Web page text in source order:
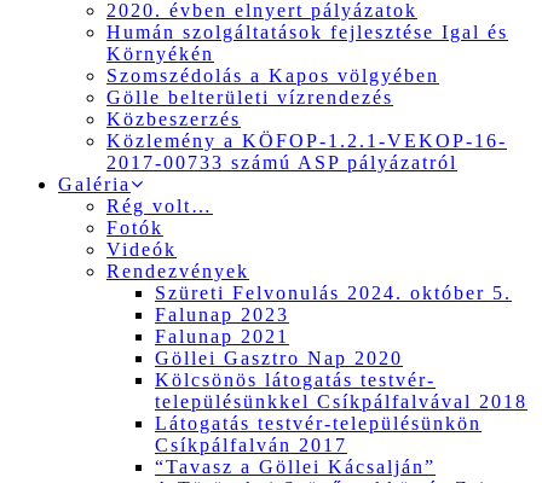
2020. évben elnyert pályázatok
Humán szolgáltatások fejlesztése Igal és
Környékén
Szomszédolás a Kapos völgyében
Gölle belterületi vízrendezés
Közbeszerzés
Közlemény a KÖFOP-1.2.1-VEKOP-16-
2017-00733 számú ASP pályázatról
Galéria
Rég volt…
Fotók
Videók
Rendezvények
Szüreti Felvonulás 2024. október 5.
Falunap 2023
Falunap 2021
Göllei Gasztro Nap 2020
Kölcsönös látogatás testvér-
településünkkel Csíkpálfalvával 2018
Látogatás testvér-településünkön
Csíkpálfalván 2017
“Tavasz a Göllei Kácsalján”